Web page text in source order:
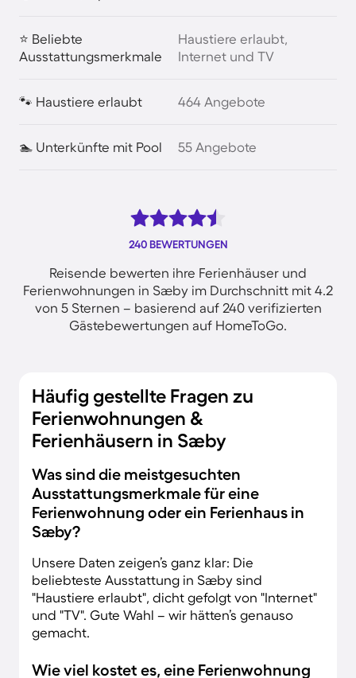
⭐ Beliebte
Ausstattungsmerkmale
Haustiere erlaubt,
Internet und TV
🐾 Haustiere erlaubt 464 Angebote
🏊 Unterkünfte mit Pool 55 Angebote
240 BEWERTUNGEN
Reisende bewerten ihre Ferienhäuser und
Ferienwohnungen in Sæby im Durchschnitt mit 4.2
von 5 Sternen – basierend auf 240 verifizierten
Gästebewertungen auf HomeToGo.
Häufig gestellte Fragen zu
Ferienwohnungen &
Ferienhäusern in Sæby
Was sind die meistgesuchten
Ausstattungsmerkmale für eine
Ferienwohnung oder ein Ferienhaus in
Sæby?
Unsere Daten zeigen’s ganz klar: Die
beliebteste Ausstattung in Sæby sind
"Haustiere erlaubt", dicht gefolgt von "Internet"
und "TV". Gute Wahl – wir hätten’s genauso
gemacht.
Wie viel kostet es, eine Ferienwohnung